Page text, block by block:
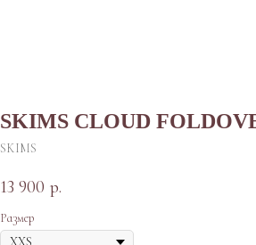
SKIMS CLOUD
SKIMS
13 900 р.
Размер